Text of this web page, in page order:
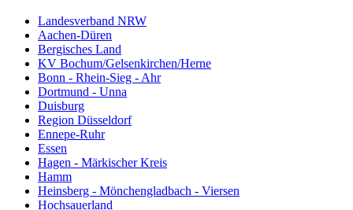
Landesverband NRW
Aachen-Düren
Bergisches Land
KV Bochum/Gelsenkirchen/Herne
Bonn - Rhein-Sieg - Ahr
Dortmund - Unna
Duisburg
Region Düsseldorf
Ennepe-Ruhr
Essen
Hagen - Märkischer Kreis
Hamm
Heinsberg - Mönchengladbach - Viersen
Hochsauerland